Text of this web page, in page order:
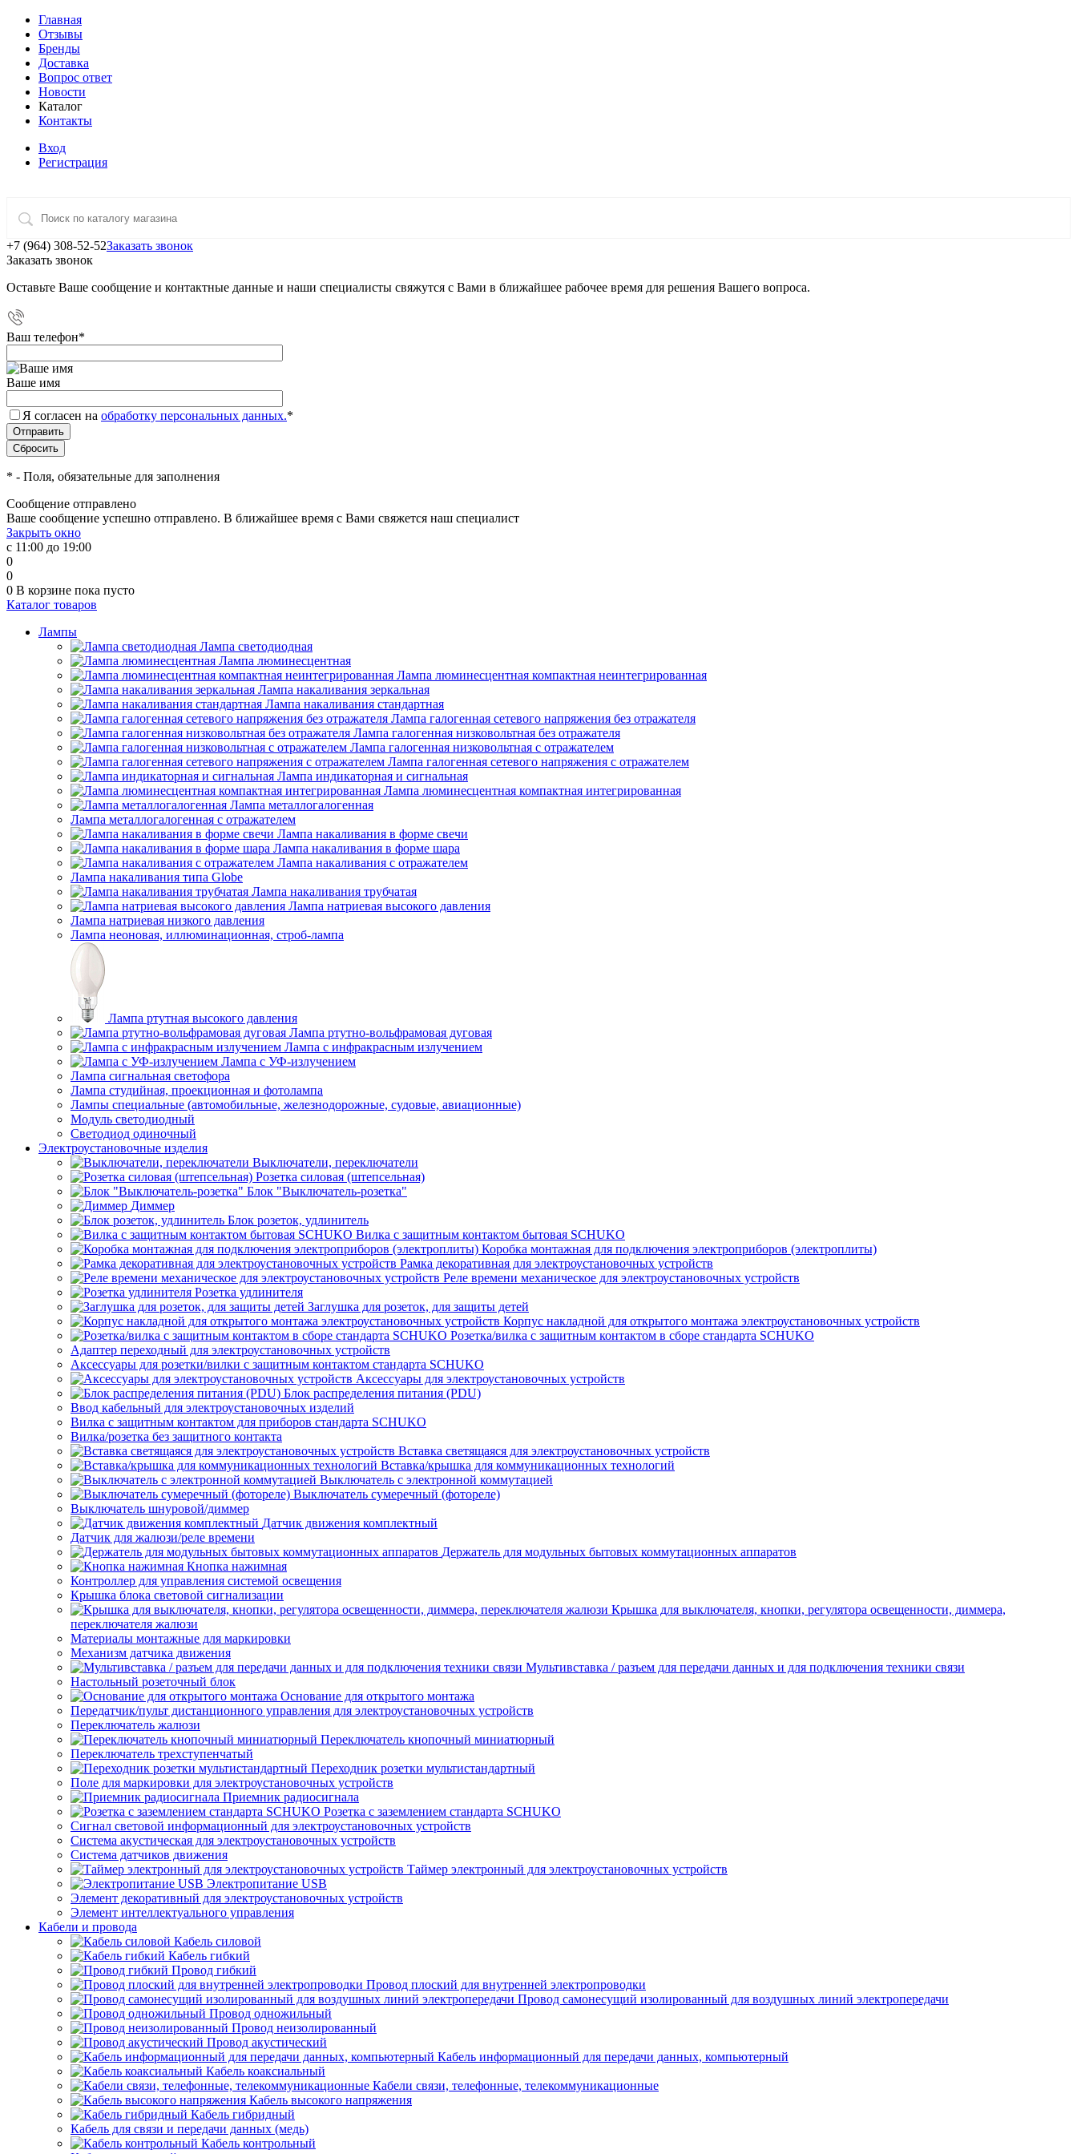
Главная
Отзывы
Бренды
Доставка
Вопрос ответ
Новости
Каталог
Контакты
Вход
Регистрация
+7 (964) 308-52-52Заказать звонок
Заказать звонок
Оставьте Ваше сообщение и контактные данные и наши специалисты свяжутся с Вами в ближайшее рабочее время для решения Вашего вопроса.
Ваш телефон*
Ваше имя
Я согласен на обработку персональных данных.*
* - Поля, обязательные для заполнения
Сообщение отправлено
Ваше сообщение успешно отправлено. В ближайшее время с Вами свяжется наш специалист
Закрыть окно
с 11:00 до 19:00
0
0
0 В корзине пока пусто
Каталог товаров
Лампы
Лампа светодиодная
Лампа люминесцентная
Лампа люминесцентная компактная неинтегрированная
Лампа накаливания зеркальная
Лампа накаливания стандартная
Лампа галогенная сетевого напряжения без отражателя
Лампа галогенная низковольтная без отражателя
Лампа галогенная низковольтная с отражателем
Лампа галогенная сетевого напряжения с отражателем
Лампа индикаторная и сигнальная
Лампа люминесцентная компактная интегрированная
Лампа металлогалогенная
Лампа металлогалогенная с отражателем
Лампа накаливания в форме свечи
Лампа накаливания в форме шара
Лампа накаливания с отражателем
Лампа накаливания типа Globe
Лампа накаливания трубчатая
Лампа натриевая высокого давления
Лампа натриевая низкого давления
Лампа неоновая, иллюминационная, строб-лампа
Лампа ртутная высокого давления
Лампа ртутно-вольфрамовая дуговая
Лампа с инфракрасным излучением
Лампа с УФ-излучением
Лампа сигнальная светофора
Лампа студийная, проекционная и фотолампа
Лампы специальные (автомобильные, железнодорожные, судовые, авиационные)
Модуль светодиодный
Светодиод одиночный
Электроустановочные изделия
Выключатели, переключатели
Розетка силовая (штепсельная)
Блок "Выключатель-розетка"
Диммер
Блок розеток, удлинитель
Вилка с защитным контактом бытовая SCHUKO
Коробка монтажная для подключения электроприборов (электроплиты)
Рамка декоративная для электроустановочных устройств
Реле времени механическое для электроустановочных устройств
Розетка удлинителя
Заглушка для розеток, для защиты детей
Корпус накладной для открытого монтажа электроустановочных устройств
Розетка/вилка с защитным контактом в сборе стандарта SCHUKO
Адаптер переходный для электроустановочных устройств
Аксессуары для розетки/вилки с защитным контактом стандарта SCHUKO
Аксессуары для электроустановочных устройств
Блок распределения питания (PDU)
Ввод кабельный для электроустановочных изделий
Вилка с защитным контактом для приборов стандарта SCHUKO
Вилка/розетка без защитного контакта
Вставка светящаяся для электроустановочных устройств
Вставка/крышка для коммуникационных технологий
Выключатель с электронной коммутацией
Выключатель сумеречный (фотореле)
Выключатель шнуровой/диммер
Датчик движения комплектный
Датчик для жалюзи/реле времени
Держатель для модульных бытовых коммутационных аппаратов
Кнопка нажимная
Контроллер для управления системой освещения
Крышка блока световой сигнализации
Крышка для выключателя, кнопки, регулятора освещенности, диммера,
переключателя жалюзи
Материалы монтажные для маркировки
Механизм датчика движения
Мультивставка / разъем для передачи данных и для подключения техники связи
Настольный розеточный блок
Основание для открытого монтажа
Передатчик/пульт дистанционного управления для электроустановочных устройств
Переключатель жалюзи
Переключатель кнопочный миниатюрный
Переключатель трехступенчатый
Переходник розетки мультистандартный
Поле для маркировки для электроустановочных устройств
Приемник радиосигнала
Розетка с заземлением стандарта SCHUKO
Сигнал световой информационный для электроустановочных устройств
Система акустическая для электроустановочных устройств
Система датчиков движения
Таймер электронный для электроустановочных устройств
Электропитание USB
Элемент декоративный для электроустановочных устройств
Элемент интеллектуального управления
Кабели и провода
Кабель силовой
Кабель гибкий
Провод гибкий
Провод плоский для внутренней электропроводки
Провод самонесущий изолированный для воздушных линий электропередачи
Провод одножильный
Провод неизолированный
Провод акустический
Кабель информационный для передачи данных, компьютерный
Кабель коаксиальный
Кабели связи, телефонные, телекоммуникационные
Кабель высокого напряжения
Кабель гибридный
Кабель для связи и передачи данных (медь)
Кабель контрольный